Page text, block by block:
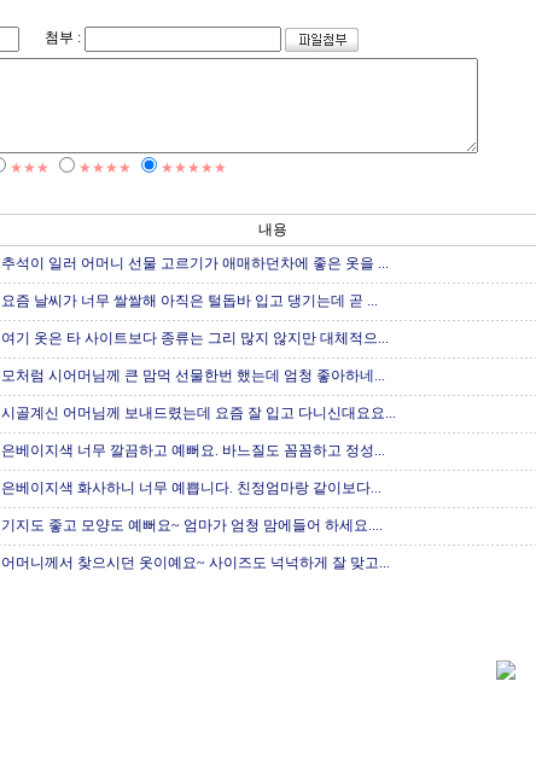
첨부 :
★★★ ★★★★ ★★★★★
내용
추석이 일러 어머니 선물 고르기가 애매하던차에 좋은 옷을 ...
요즘 날씨가 너무 쌀쌀해 아직은 털돕바 입고 댕기는데 곧 ...
여기 옷은 타 사이트보다 종류는 그리 많지 않지만 대체적으...
모처럼 시어머님께 큰 맘먹 선물한번 했는데 엄청 좋아하네...
시골계신 어머님께 보내드렸는데 요즘 잘 입고 다니신대요요...
은베이지색 너무 깔끔하고 예뻐요. 바느질도 꼼꼼하고 정성...
은베이지색 화사하니 너무 예쁩니다. 친정엄마랑 같이보다...
기지도 좋고 모양도 예뻐요~ 엄마가 엄청 맘에들어 하세요....
어머니께서 찾으시던 옷이예요~ 사이즈도 넉넉하게 잘 맞고...